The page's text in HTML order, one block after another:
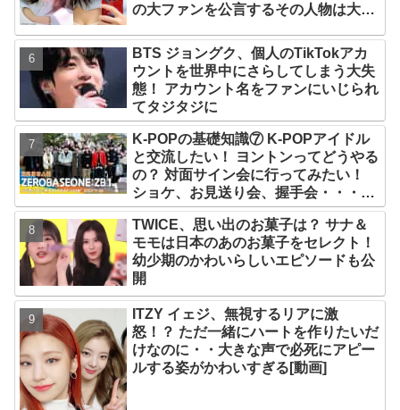
の大ファンを公言するその人物は大よ
と話題沸騰
BTS ジョングク、個人のTikTokアカ
ウントを世界中にさらしてしまう大失
態！ アカウント名をファンにいじられ
てタジタジに
K-POPの基礎知識⑦ K-POPアイドル
と交流したい！ ヨントンってどうやる
の？ 対面サイン会に行ってみたい！
ショケ、お見送り会、握手会・・・リ
リースイベントあれこれを紹介
TWICE、思い出のお菓子は？ サナ＆
モモは日本のあのお菓子をセレクト！
幼少期のかわいらしいエピソードも公
開
ITZY イェジ、無視するリアに激
怒！？ ただ一緒にハートを作りたいだ
けなのに・・大きな声で必死にアピー
ルする姿がかわいすぎる[動画]